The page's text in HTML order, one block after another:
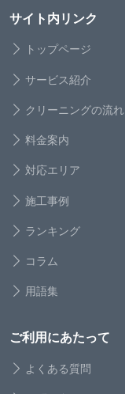
サイト内リンク
トップページ
サービス紹介
クリーニングの流れ
料金案内
対応エリア
施工事例
ランキング
コラム
用語集
ご利用にあたって
よくある質問